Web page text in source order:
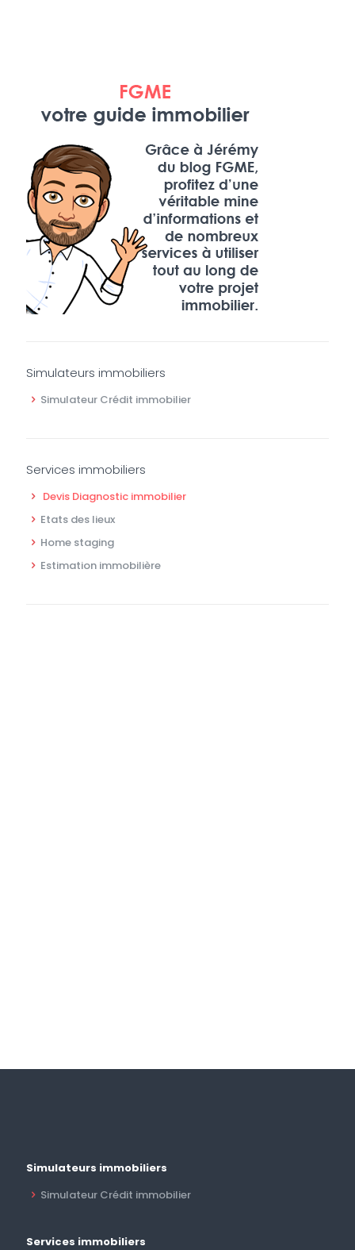
Simulateurs immobiliers
Simulateur Crédit immobilier
Services immobiliers
Devis Diagnostic immobilier
Etats des lieux
Home staging
Estimation immobilière
Simulateurs immobiliers
Simulateur Crédit immobilier
Services immobiliers